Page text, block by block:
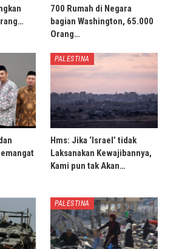
700 Rumah di Negara
bagian Washington, 65.000
Orang…
PALESTINA
Hms: Jika ‘Israel’ tidak
Laksanakan Kewajibannya,
Kami pun tak Akan…
PALESTINA